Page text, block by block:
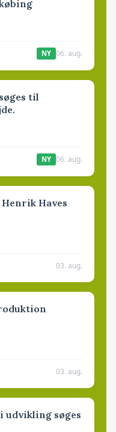
NY 06. aug.
til
NY 06. aug.
Haves
03. aug.
03. aug.
udvikling søges